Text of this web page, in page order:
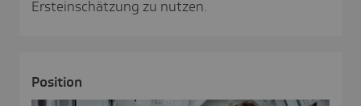
Ersteinschätzung zu nutzen.
Posi­tion